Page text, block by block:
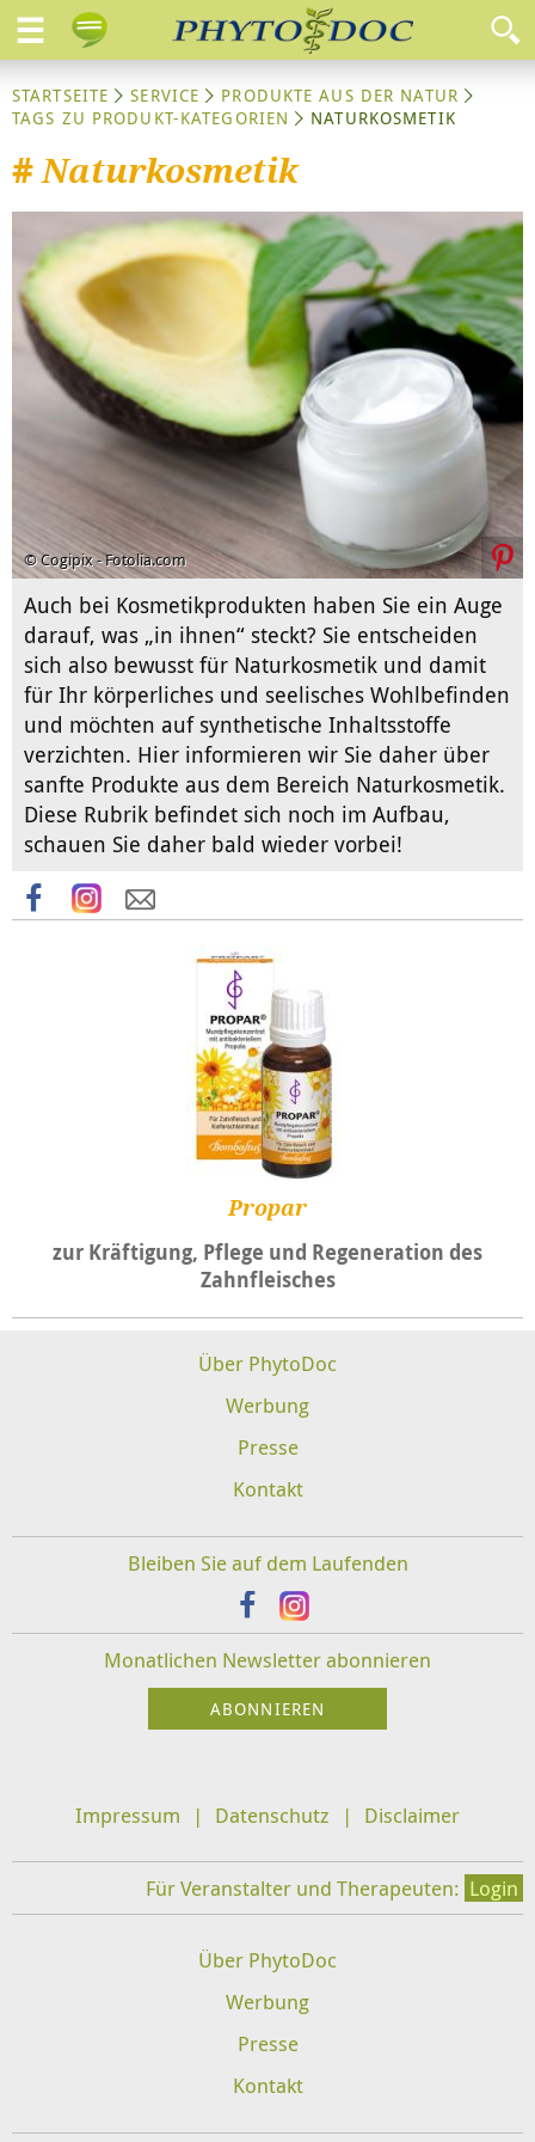
STARTSEITE SERVICE
PRODUKTE AUS DER NATUR
TAGS ZU PRODUKT-KATEGORIEN
NATURKOSMETIK
#Naturkosmetik
© Cogipix - Fotolia.com
Auch bei Kosmetikprodukten haben Sie ein Auge
darauf, was „in ihnen“ steckt? Sie entscheiden
sich also bewusst für Naturkosmetik und damit
für Ihr körperliches und seelisches Wohlbefinden
und möchten auf synthetische Inhaltsstoffe
verzichten. Hier informieren wir Sie daher über
sanfte Produkte aus dem Bereich Naturkosmetik.
Diese Rubrik befindet sich noch im Aufbau,
schauen Sie daher bald wieder vorbei!
Propar
zur Kräftigung, Pflege und Regeneration des
Zahnfleisches
Über PhytoDoc
Werbung
Presse
Kontakt
Bleiben Sie auf dem Laufenden
Monatlichen Newsletter abonnieren
Impressum Datenschutz Disclaimer
Für Veranstalter und Therapeuten: Login
Über PhytoDoc
Werbung
Presse
Kontakt